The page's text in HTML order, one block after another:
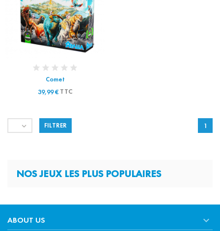
NOS JEUX LES PLUS POPULAIRES
Comet
39,99 €TTC
 FILTRER 1
ABOUT US 